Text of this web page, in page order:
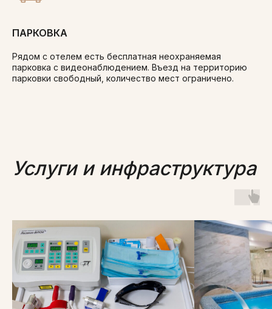
ПАРКОВКА
Рядом с отелем есть бесплатная неохраняемая
парковка с видеонаблюдением. Въезд на территорию
парковки свободный, количество мест ограничено.
Услуги и инфраструктура